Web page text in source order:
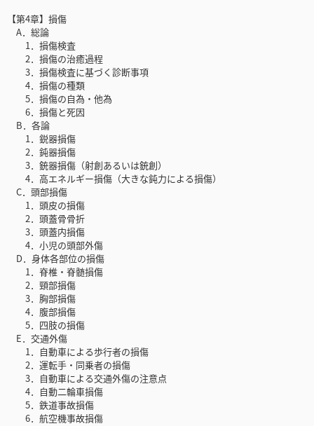
【第4章】損傷
A．総論
1．損傷検査
2．損傷の治癒過程
3．損傷検査に基づく診断事項
4．損傷の種類
5．損傷の自為・他為
6．損傷と死因
B．各論
1．鋭器損傷
2．鈍器損傷
3．銃器損傷（射創あるいは銃創）
4．高エネルギー損傷（大きな鈍力による損傷）
C．頭部損傷
1．頭皮の損傷
2．頭蓋骨骨折
3．頭蓋内損傷
4．小児の頭部外傷
D．身体各部位の損傷
1．脊椎・脊髄損傷
2．頸部損傷
3．胸部損傷
4．腹部損傷
5．四肢の損傷
E．交通外傷
1．自動車による歩行者の損傷
2．運転手・同乗者の損傷
3．自動車による交通外傷の注意点
4．自動二輪車損傷
5．鉄道事故損傷
6．航空機事故損傷